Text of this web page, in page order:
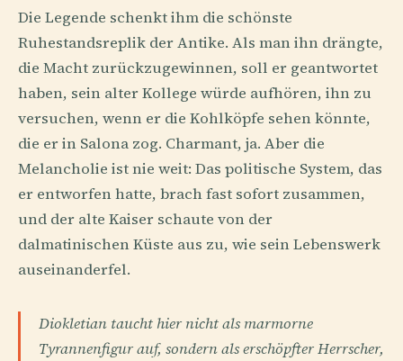
Die Legende schenkt ihm die schönste
Ruhestandsreplik der Antike. Als man ihn drängte,
die Macht zurückzugewinnen, soll er geantwortet
haben, sein alter Kollege würde aufhören, ihn zu
versuchen, wenn er die Kohlköpfe sehen könnte,
die er in Salona zog. Charmant, ja. Aber die
Melancholie ist nie weit: Das politische System, das
er entworfen hatte, brach fast sofort zusammen,
und der alte Kaiser schaute von der
dalmatinischen Küste aus zu, wie sein Lebenswerk
auseinanderfel.
Diokletian taucht hier nicht als marmorne
Tyrannenfigur auf, sondern als erschöpfter Herrscher,